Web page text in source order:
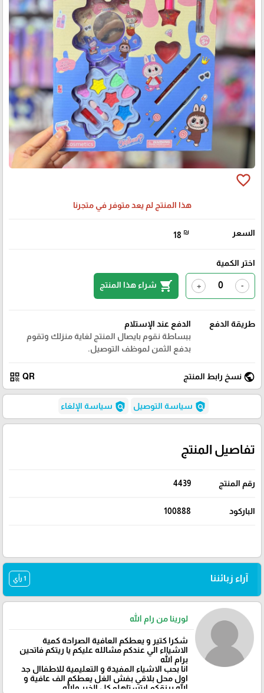
favorite_border
هذا المنتج لم يعد متوفر في متجرنا
السعر 18 ₪
اختر الكمية
-
+
shopping_cart شراء هذا المنتج
طريقة الدفع
الدفع عند الإستلام
ببساطة نقوم بايصال المنتج لغاية منزلك وتقوم
بدفع الثمن لموظف التوصيل.
public نسخ رابط المنتج QR
qr_code
policy سياسة التوصيل policy سياسة الإلغاء
تفاصيل المنتج
رقم المنتج 4439
الباركود 100888
آراء زبائننا 1 رأي
لورينا من رام الله
شكرا كتير و يعطكم العافية الصراحة كمية
الاشيااء الي عندكم مشالله عليكم يا ريتكم فاتحين
برام الله
انا بحب الاشياء المفيدة و التعليمية للاطفاال جد
اول محل بلاقي بفش الغل يعطكم الف عافية و
الله يرزقكم ابتستاهلو كل الخير والله